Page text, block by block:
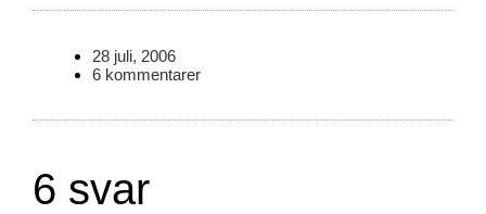
28 juli, 2006
6 kommentarer
6 svar